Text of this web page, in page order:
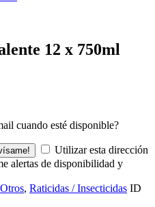
12 x 750ml
cuando esté disponible?
Utilizar esta dirección
alertas de disponibilidad y
Otros, Raticidas / Insecticidas ID